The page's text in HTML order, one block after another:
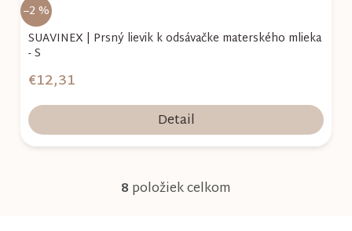
–2 %
SUAVINEX | Prsný lievik k odsávačke materského mlieka
- S
€12,31
Detail
8 položiek celkom